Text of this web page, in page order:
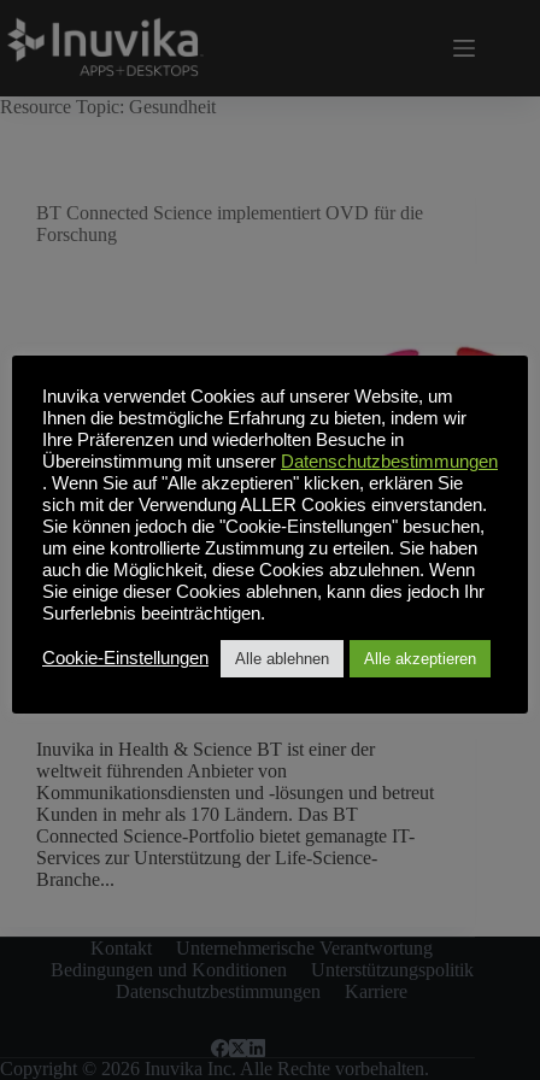
Resource Topic: Gesundheit
BT Connected Science implementiert OVD für die
Forschung
Inuvika in Health & Science BT ist einer der
weltweit führenden Anbieter von
Kommunikationsdiensten und -lösungen und betreut
Kunden in mehr als 170 Ländern. Das BT
Connected Science-Portfolio bietet gemanagte IT-
Services zur Unterstützung der Life-Science-
Branche...
Kontakt
Unternehmerische Verantwortung
Bedingungen und Konditionen
Unterstützungspolitik
Datenschutzbestimmungen
Karriere
Copyright © 2026 Inuvika Inc. Alle Rechte vorbehalten.
Inuvika verwendet Cookies auf unserer Website, um
Ihnen die bestmögliche Erfahrung zu bieten, indem wir
Ihre Präferenzen und wiederholten Besuche in
Übereinstimmung mit unserer Datenschutzbestimmungen
. Wenn Sie auf "Alle akzeptieren" klicken, erklären Sie
sich mit der Verwendung ALLER Cookies einverstanden.
Sie können jedoch die "Cookie-Einstellungen" besuchen,
um eine kontrollierte Zustimmung zu erteilen. Sie haben
auch die Möglichkeit, diese Cookies abzulehnen. Wenn
Sie einige dieser Cookies ablehnen, kann dies jedoch Ihr
Surferlebnis beeinträchtigen.
Cookie-Einstellungen Alle ablehnen Alle akzeptieren